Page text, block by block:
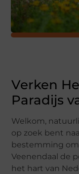
Verken
Paradijs
Welkom,
op zoek bent
bestemming
Veenendaal de
het hart van